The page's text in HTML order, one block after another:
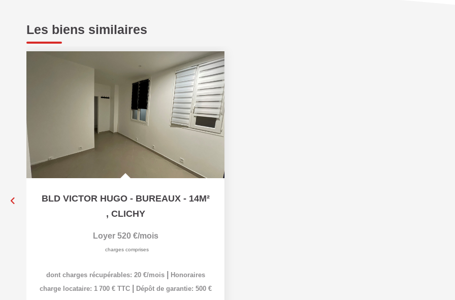
Les biens similaires
BLD VICTOR HUGO - BUREAUX - 14M²
, CLICHY
Loyer 520 €/mois
charges comprises
dont charges récupérables: 20 €/mois
Honoraires
charge locataire: 1 700 € TTC
Dépôt de garantie: 500 €